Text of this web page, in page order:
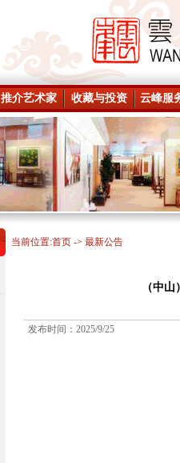
推介艺术家 收藏与投资 云峰服
当前位置:首页-> 最新公告
（中
发布时间：2025/9/25